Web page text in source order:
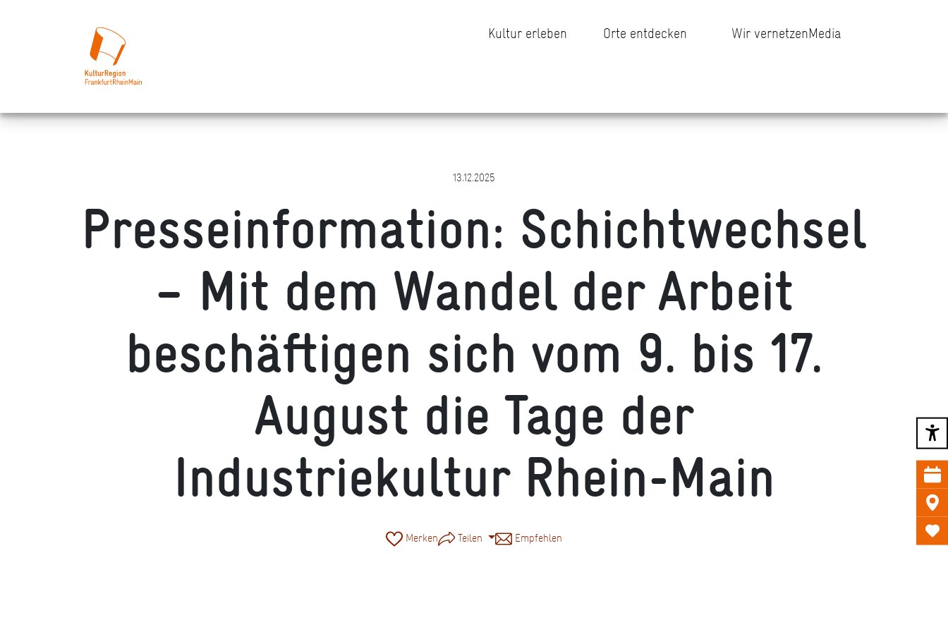
Kultur erleben Orte entdecken Wir vernetzenMedia
13.12.2025
Presseinformation: Schichtwechsel
– Mit dem Wandel der Arbeit
beschäftigen sich vom 9. bis 17.
August die Tage der
Industriekultur Rhein-Main
Merken Teilen Empfehlen